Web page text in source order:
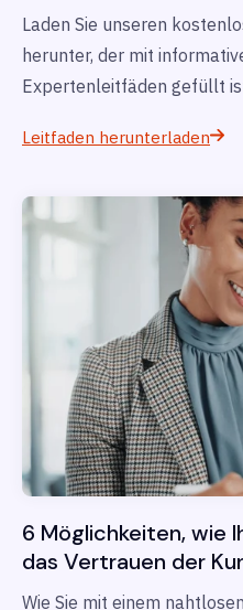
Laden Sie unseren
herunter, der mit
Expertenleitfäden gefüllt
Leitfaden herunterladen
6 Möglichkeiten, wie
das Vertrauen der
Wie Sie mit einem